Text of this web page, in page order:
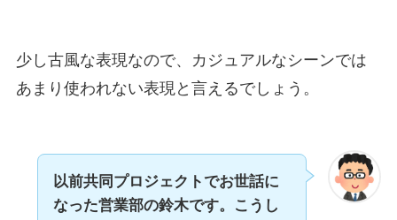
少し古風な表現なので、カジュアルなシーンでは
あまり使われない表現と言えるでしょう。
以前共同プロジェクトでお世話に
なった営業部の鈴木です。こうし